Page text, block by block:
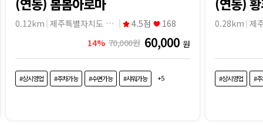
0.12km 제주특별자치도 제주시 4.5점
168
14% 70,000원 60,000 원
#상시영업 #주차가능 #수면가능 #샤워가능 +5
0.28km
#상시영업 #